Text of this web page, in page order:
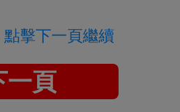
擊下一頁繼續
一頁